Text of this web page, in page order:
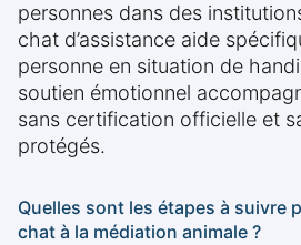
personnes dans des
chat d’assistance aide
personne en situation de
soutien émotionnel
sans certification officielle et
protégés.
Quelles sont les étapes à suivre
chat à la médiation animale ?